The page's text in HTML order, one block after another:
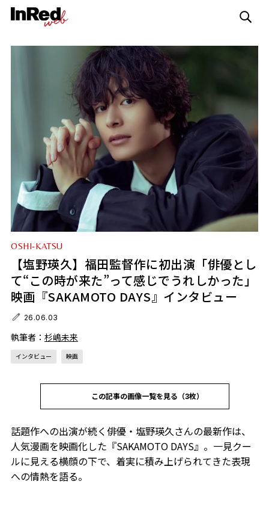
OSHI-KATSU
【塩野瑛久】福田監督作に初出演「俳優とし
て“この時が来た”って感じでうれしかった」
映画『SAKAMOTO DAYS』インタビュー
26.06.03
執筆者： 杉嶋未来
インタビュー 映画
この記事の画像一覧を見る（3枚）
話題作への出演が続く俳優・塩野瑛久さんの最新作は、
人気漫画を映画化した『SAKAMOTO DAYS』。一見クー
ルに見える横顔の下で、着実に積み上げられてきた表現
への情熱を語る。